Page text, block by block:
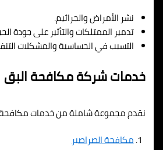
نشر الأمراض والجراثيم.
تدمير الممتلكات والتأثير على جودة
التسبب في الحساسية والمشكلات
خدمات شركة مكافحة البق
نقدم مجموعة شاملة من خدمات
مكافحة الصراصير